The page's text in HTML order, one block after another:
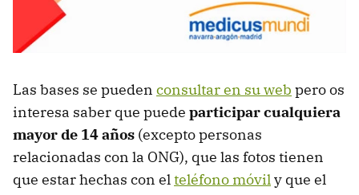
Las bases se pueden consultar en su web pero os
interesa saber que puede participar cualquiera
mayor de 14 años (excepto personas
relacionadas con la ONG), que las fotos tienen
que estar hechas con elteléfono móvily que el